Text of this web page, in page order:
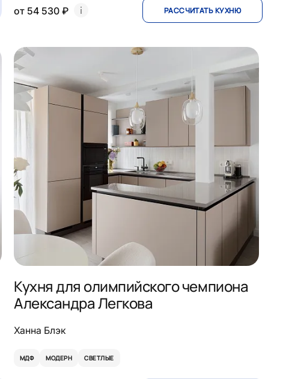
от 54 530 ₽ РАССЧИТАТЬ КУХНЮ
Кухня для олимпийского чемпиона
Александра Легкова
Ханна Блэк
МДФ МОДЕРН СВЕТЛЫЕ